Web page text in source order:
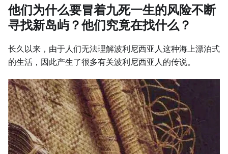
他们为什么要冒着九死一生的风险不断
寻找新岛屿？他们究竟在找什么？
长久以来，由于人们无法理解波利尼西亚人这种海上漂泊式
的生活，因此产生了很多有关波利尼西亚人的传说。